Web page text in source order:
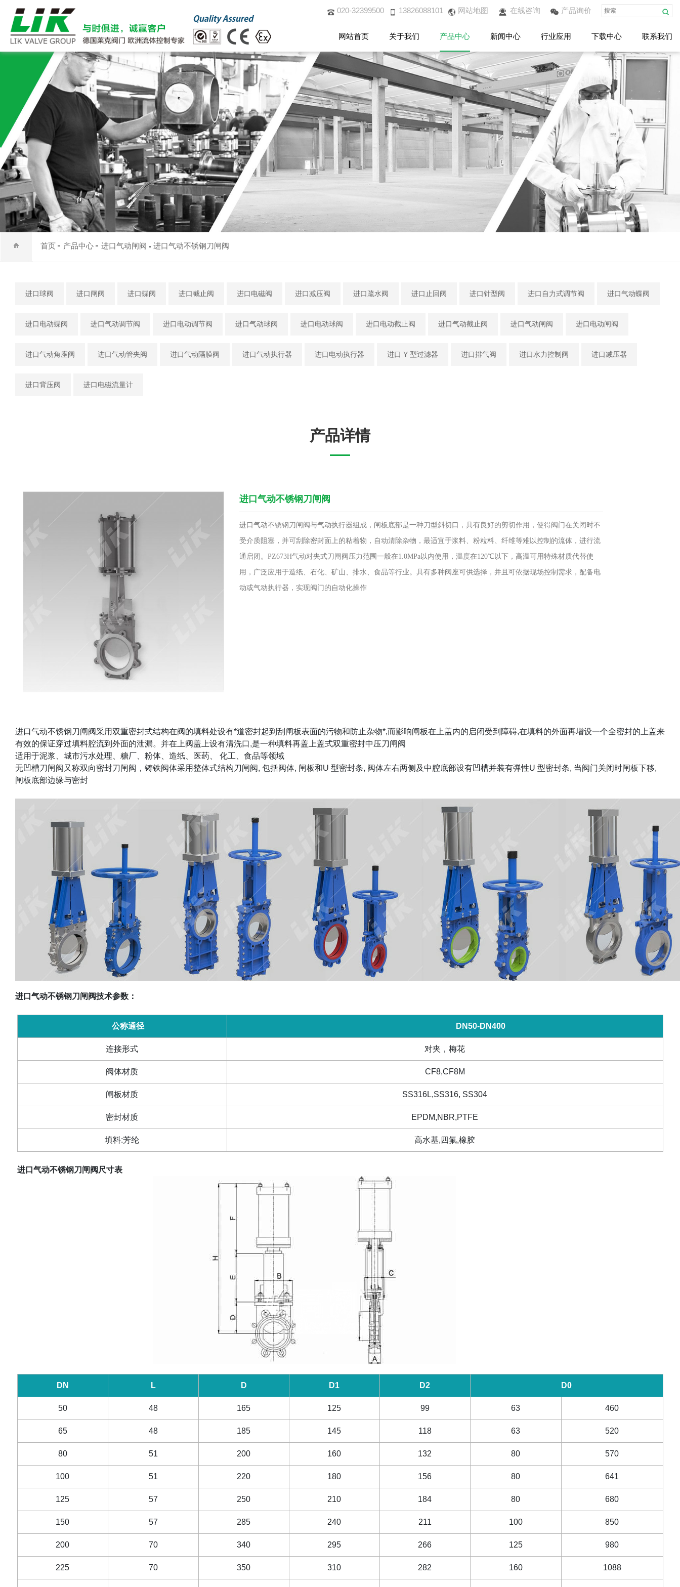
网站首页 关于我们 产品中心 新闻中心 行业应用 下载中心 联系我们
020-32399500 13826088101 网站地图 在线咨询 产品询价
首页 产品中心 进口气动闸阀 - 进口气动不锈钢刀闸阀
进口球阀 进口闸阀 进口蝶阀 进口截止阀 进口电磁阀 进口减压阀 进口疏水阀 进口止回阀 进口针型阀 进口自力式调节阀 进口气动蝶阀
进口电动蝶阀 进口气动调节阀 进口电动调节阀 进口气动球阀 进口电动球阀 进口电动截止阀 进口气动截止阀 进口气动闸阀 进口电动闸阀
进口气动角座阀 进口气动管夹阀 进口气动隔膜阀 进口气动执行器 进口电动执行器 进口 Y 型过滤器 进口排气阀 进口水力控制阀 进口减压器
进口背压阀 进口电磁流量计
产品详情
进口气动不锈钢刀闸阀
进口气动不锈钢刀闸阀与气动执行器组成，闸板底部是一种刀型斜切口，具有良好的剪切作用，使得阀门在关闭时不
受介质阻塞，并可刮除密封面上的粘着物，自动清除杂物，最适宜于浆料、粉粒料、纤维等难以控制的流体，进行流
通启闭。PZ673H气动对夹式刀闸阀压力范围一般在1.0MPa以内使用，温度在120℃以下，高温可用特殊材质代替使
用，广泛应用于造纸、石化、矿山、排水、食品等行业。具有多种阀座可供选择，并且可依据现场控制需求，配备电
动或气动执行器，实现阀门的自动化操作
进口气动不锈钢刀闸阀采用双重密封式结构在阀的填料处设有*道密封起到刮闸板表面的污物和防止杂物*,而影响闸板在上盖内的启闭受到障碍,在填料的外面再增设一个全密封的上盖来
有效的保证穿过填料腔流到外面的泄漏。并在上阀盖上设有清洗口,是一种填料再盖上盖式双重密封中压刀闸阀
适用于泥浆、城市污水处理、糖厂、粉体、造纸、医药、 化工、食品等领域
无凹槽刀闸阀又称双向密封刀闸阀，铸铁阀体采用整体式结构刀闸阀, 包括阀体, 闸板和U 型密封条, 阀体左右两侧及中腔底部设有凹槽并装有弹性U 型密封条, 当阀门关闭时闸板下移,
闸板底部边缘与密封
进口气动不锈钢刀闸阀技术参数：
公称通径 DN50-DN400
连接形式 对夹，梅花
阀体材质 CF8,CF8M
闸板材质 SS316L,SS316, SS304
密封材质 EPDM,NBR,PTFE
填料:芳纶 高水基, 四氟,橡胶
进口气动不锈钢刀闸阀 尺寸表
DN L D D1 D2 D0
50 48 165 125 99 63 460
65 48 185 145 118 63 520
80 51 200 160 132 80 570
100 51 220 180 156 80 641
125 57 250 210 184 80 680
150 57 285 240 211 100 850
200 70 340 295 266 125 980
225 70 350 310 282 160 1088